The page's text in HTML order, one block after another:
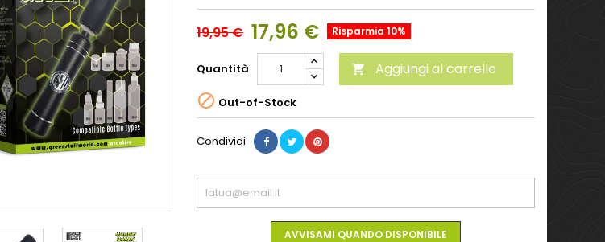
19,95 € 17,96 € Risparmia 10%
Quantità  Aggiungi al carrello
 Out-of-Stock
Condividi
AVVISAMI QUANDO DISPONIBILE